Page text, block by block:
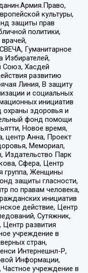
культуры,
защиты прав
политики,
Гуманитарное
Избирателей,
Союз, Хасдей
развитию
Линия, В защиту
и социальных
инициатив
охраны здоровья и
фонд помощи
Новое время,
центр Анна, Проект
Мемориал,
Издательство Парк
Сфера, Центр
группа, Женщины
защиты гласности,
по правам человека,
инициатив
действие, Центр
Сутяжник,
развития
учреждение в
стран,
Интернешнл-Р,
Информации,
Частное учреждение в